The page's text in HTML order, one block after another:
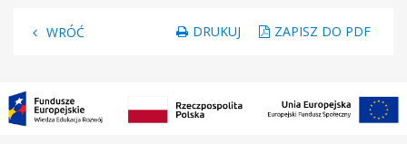
WRÓĆ DRUKUJ ZAPISZ DO PDF